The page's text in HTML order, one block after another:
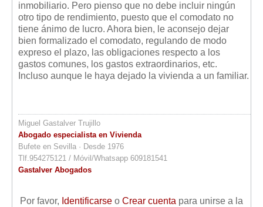
inmobiliario. Pero pienso que no debe incluir ningún
otro tipo de rendimiento, puesto que el comodato no
tiene ánimo de lucro. Ahora bien, le aconsejo dejar
bien formalizado el comodato, regulando de modo
expreso el plazo, las obligaciones respecto a los
gastos comunes, los gastos extraordinarios, etc.
Incluso aunque le haya dejado la vivienda a un familiar.
Miguel Gastalver Trujillo
Abogado especialista en Vivienda
Bufete en Sevilla · Desde 1976
Tlf.954275121 / Móvil/Whatsapp 609181541
Gastalver Abogados
Por favor, Identificarse o Crear cuenta para unirse a la